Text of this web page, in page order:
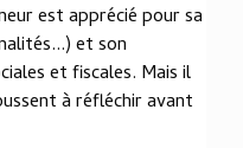
est apprécié pour sa
et son
et fiscales. Mais il
à réfléchir avant